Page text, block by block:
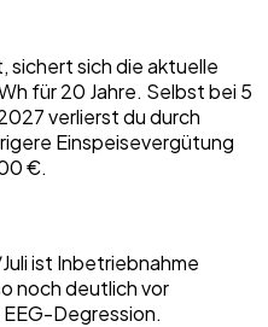
sichert sich die aktuelle
für 20 Jahre. Selbst bei 5
verlierst du durch
Einspeisevergütung
€.
ist Inbetriebnahme
noch deutlich vor
Degression.